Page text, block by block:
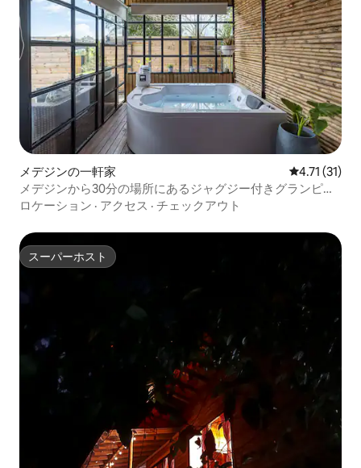
メデジンの一軒家 レビュー31
4.71 (31)
メデジンから30分の場所にあるジャグジー付きグランピン
グ
ロケーション · アクセス · チェックアウト
スーパーホスト
スーパーホスト